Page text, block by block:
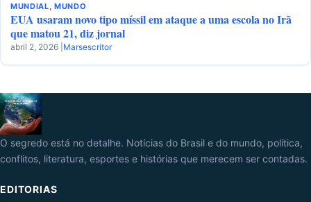
MUNDIAL MUNDO
EUA usaram novo tipo míssil em ataque a uma escola no Irã
que matou 21, diz jornal
abril 2, 2026 | Marsescritor
O segredo está no detalhe. Notícias do Brasil e do mundo, política,
conflitos, literatura, esportes e histórias que merecem ser contadas.
EDITORIAS